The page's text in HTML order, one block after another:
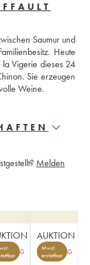
Saumur und
Heute
Vigerie dieses 24
Sie erzeugen
Melden
AUKTION
Mwst.
erstattbar